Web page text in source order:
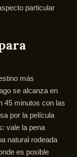
particular
más
se alcanza en
45 minutos con las
por la película
vale la pena
natural rodeada
es posible